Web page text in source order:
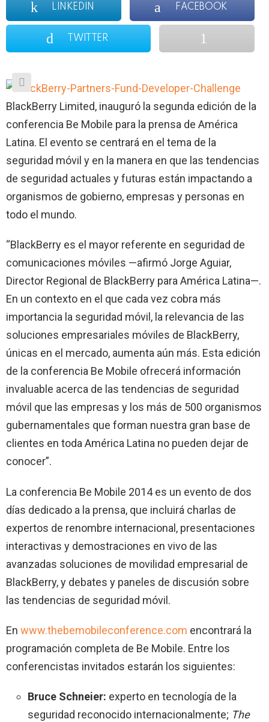
LINKEDIN FACEBOOK
TWITTER
BlackBerry Limited, inauguró la segunda edición de la
conferencia Be Mobile para la prensa de América
Latina. El evento se centrará en el tema de la
seguridad móvil y en la manera en que las tendencias
de seguridad actuales y futuras están impactando a
organismos de gobierno, empresas y personas en
todo el mundo.
“BlackBerry es el mayor referente en seguridad de
comunicaciones móviles —afirmó Jorge Aguiar,
Director Regional de BlackBerry para América Latina—.
En un contexto en el que cada vez cobra más
importancia la seguridad móvil, la relevancia de las
soluciones empresariales móviles de BlackBerry,
únicas en el mercado, aumenta aún más. Esta edición
de la conferencia Be Mobile ofrecerá información
invaluable acerca de las tendencias de seguridad
móvil que las empresas y los más de 500 organismos
gubernamentales que forman nuestra gran base de
clientes en toda América Latina no pueden dejar de
conocer”.
La conferencia Be Mobile 2014 es un evento de dos
días dedicado a la prensa, que incluirá charlas de
expertos de renombre internacional, presentaciones
interactivas y demostraciones en vivo de las
avanzadas soluciones de movilidad empresarial de
BlackBerry, y debates y paneles de discusión sobre
las tendencias de seguridad móvil.
En www.thebemobileconference.com encontrará la
programación completa de Be Mobile. Entre los
conferencistas invitados estarán los siguientes:
Bruce Schneier: experto en tecnología de la
seguridad reconocido internacionalmente; The